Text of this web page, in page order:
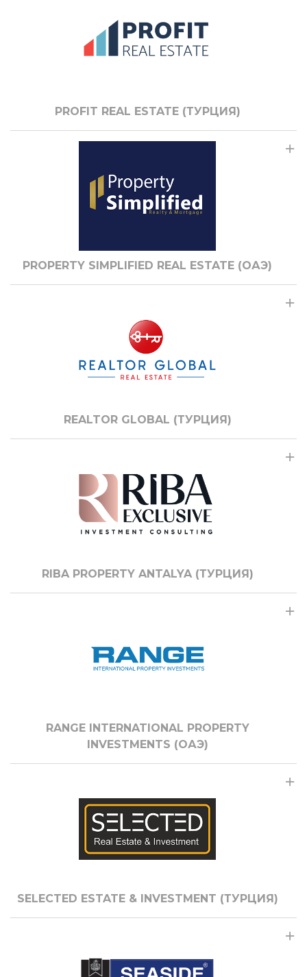
PROFIT REAL ESTATE (ТУРЦИЯ)
PROPERTY SIMPLIFIED REAL ESTATE (ОАЭ)
REALTOR GLOBAL (ТУРЦИЯ)
RIBA PROPERTY ANTALYA (ТУРЦИЯ)
RANGE INTERNATIONAL PROPERTY
INVESTMENTS (ОАЭ)
SELECTED ESTATE & INVESTMENT (ТУРЦИЯ)